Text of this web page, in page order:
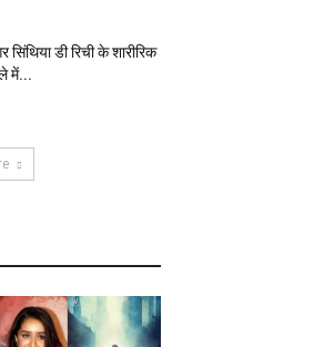
सिंथिया डी रिची के शारीरिक
में...